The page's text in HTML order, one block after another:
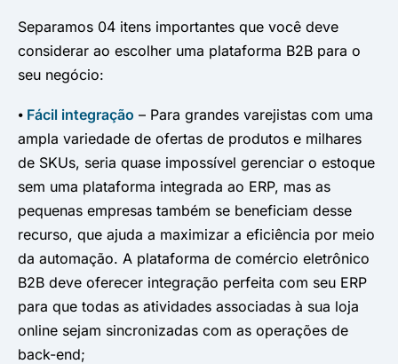
Separamos 04 itens importantes que você deve
considerar ao escolher uma plataforma B2B para o
seu negócio:
⦁ Fácil integração – Para grandes varejistas com uma
ampla variedade de ofertas de produtos e milhares
de SKUs, seria quase impossível gerenciar o estoque
sem uma plataforma integrada ao ERP, mas as
pequenas empresas também se beneficiam desse
recurso, que ajuda a maximizar a eficiência por meio
da automação. A plataforma de comércio eletrônico
B2B deve oferecer integração perfeita com seu ERP
para que todas as atividades associadas à sua loja
online sejam sincronizadas com as operações de
back-end;